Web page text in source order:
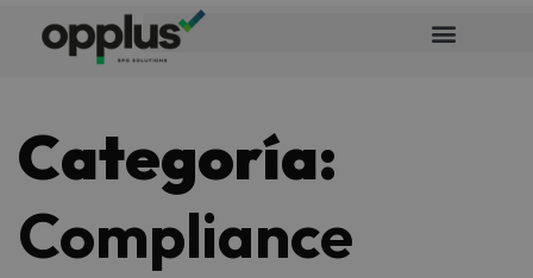
Categoría:
Compliance